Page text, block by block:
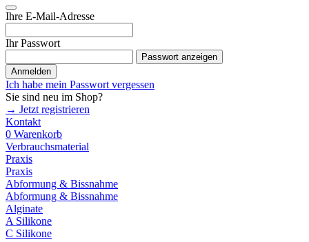
Ihre E-Mail-Adresse
Ihr Passwort
Passwort anzeigen
Anmelden
Ich habe mein Passwort vergessen
Sie sind neu im Shop?
→ Jetzt registrieren
Kontakt
0 Warenkorb
Verbrauchsmaterial
Praxis
Praxis
Abformung & Bissnahme
Abformung & Bissnahme
Alginate
A Silikone
C Silikone